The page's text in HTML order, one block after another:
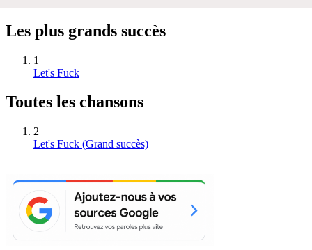
Les plus grands succès
1
Let's Fuck
Toutes les chansons
2
Let's Fuck (Grand succès)